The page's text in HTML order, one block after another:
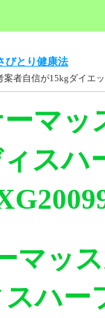
びとり健康法
案者自信が15kgダイエ
マッ
スハ
マッ
ハー